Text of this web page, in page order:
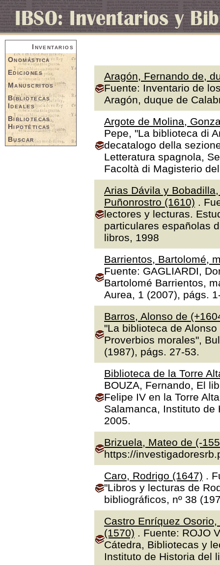
Inventarios
Onomástica
Ediciones
Manuscritos
Bibliotecas
Ideales
Bibliotecas
Hipotéticas
Buscar
Aragón, Fernando de,
Fuente: Inventario de
Aragón, duque de
Argote de Molina,
Pepe, "La biblioteca di
decatalogo della
Letteratura spagnola,
Facoltà di Magisterio
Arias Dávila y
Puñonrostro (1610) .
lectores y lecturas.
particulares españolas
libros, 1998
Barrientos, Bartolomé,
Fuente: GAGLIARDI,
Bartolomé Barrientos,
Aurea, 1 (2007), págs.
Barros, Alonso de
"La biblioteca de
Proverbios morales",
(1987), págs. 27-53.
Biblioteca de la Torre
BOUZA, Fernando, El
Felipe IV en la Torre
Salamanca, Instituto de
2005.
Brizuela, Mateo de (-
https://
Caro, Rodrigo (1647) .
"Libros y lecturas de
bibliográficos, nº 38
Castro Enríquez
(1570) . Fuente: ROJO
Cátedra, Bibliotecas y
Instituto de Historia del